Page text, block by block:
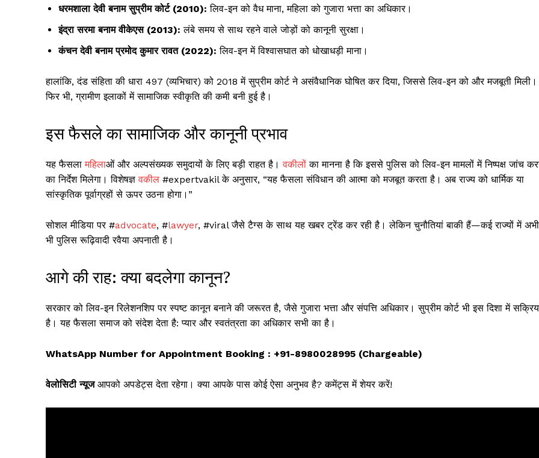
धरमशाला देवी बनाम सुप्रीम कोर्ट (2010): लिव-इन को वैध माना, महिला को गुजारा भत्ता का अधिकार।
इंद्रा सरमा बनाम वीकेएस (2013): लंबे समय से साथ रहने वाले जोड़ों को कानूनी सुरक्षा।
कंचन देवी बनाम प्रमोद कुमार रावत (2022): लिव-इन में विश्वासघात को धोखाधड़ी माना।
हालांकि, दंड संहिता की धारा 497 (व्यभिचार) को 2018 में सुप्रीम कोर्ट ने असंवैधानिक घोषित कर दिया, जिससे लिव-इन को और मजबूती मिली।
फिर भी, ग्रामीण इलाकों में सामाजिक स्वीकृति की कमी बनी हुई है।
इस फैसले का सामाजिक और कानूनी प्रभाव
यह फैसलामहिलाओं और अल्पसंख्यक समुदायों के लिए बड़ी राहत है।वकील ों का मानना है कि इससे पुलिस को लिव-इन मामलों में निष्पक्ष जांच
का निर्देश मिलेगा। विशेषज्ञवकील #expertvakil के अनुसार, “यह फैसला संविधान की आत्मा को मजबूत करता है। अब राज्य को धार्मिक या
सांस्कृतिक पूर्वाग्रहों से ऊपर उठना होगा।”
सोशल मीडिया पर #advocate, #lawyer, #viral जैसे टैग्स के साथ यह खबर ट्रेंड कर रही है। लेकिन चुनौतियां बाकी हैं—कई राज्यों में अभी
भी पुलिस रूढ़िवादी रवैया अपनाती है।
आगे की राह: क्या बदलेगा कानून?
सरकार को लिव-इन रिलेशनशिप पर स्पष्ट कानून बनाने की जरूरत है, जैसे गुजारा भत्ता और संपत्ति अधिकार। सुप्रीम कोर्ट भी इस दिशा में सक्रिय
है। यह फैसला समाज को संदेश देता है: प्यार और स्वतंत्रता का अधिकार सभी का है।
WhatsApp Number for Appointment Booking : +91-8980028995 (Chargeable)
वेलोसिटी न्यूजआपको अपडेट्स देता रहेगा। क्या आपके पास कोई ऐसा अनुभव है? कमेंट्स में शेयर करें!